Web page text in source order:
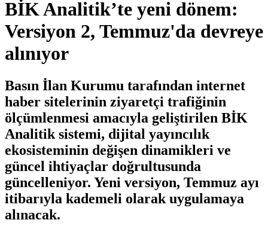
BİK Analitik’te yeni dönem:
Versiyon 2, Temmuz'da devreye
alınıyor
Basın İlan Kurumu tarafından internet
haber sitelerinin ziyaretçi trafiğinin
ölçümlenmesi amacıyla geliştirilen BİK
Analitik sistemi, dijital yayıncılık
ekosisteminin değişen dinamikleri ve
güncel ihtiyaçlar doğrultusunda
güncelleniyor. Yeni versiyon, Temmuz ayı
itibarıyla kademeli olarak uygulamaya
alınacak.